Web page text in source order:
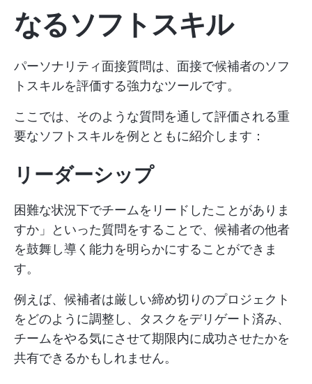
なるソフトスキル
パーソナリティ面接質問は、面接で候補者のソフ
トスキルを評価する強力なツールです。
ここでは、そのような質問を通して評価される重
要なソフトスキルを例とともに紹介します：
リーダーシップ
困難な状況下でチームをリードしたことがありま
すか」といった質問をすることで、候補者の他者
を鼓舞し導く能力を明らかにすることができま
す。
例えば、候補者は厳しい締め切りのプロジェクト
をどのように調整し、タスクをデリゲート済み、
チームをやる気にさせて期限内に成功させたかを
共有できるかもしれません。